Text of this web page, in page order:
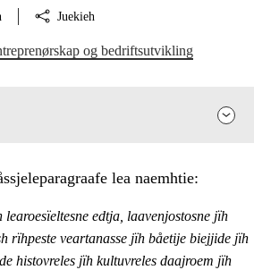
Juekieh
og bedriftsutvikling
lea naemhtie:
edtja, laavenjostosne jïh
rïhpeste veartanasse jïh båetije biejjide jïh
histovreles jïh kultuvreles daajroem jïh